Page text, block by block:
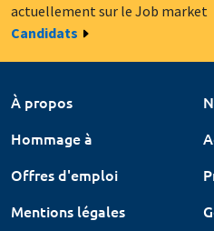
actuellement sur le Job market
Candidats
À propos
Hommage à
Offres d'emploi
Mentions légales